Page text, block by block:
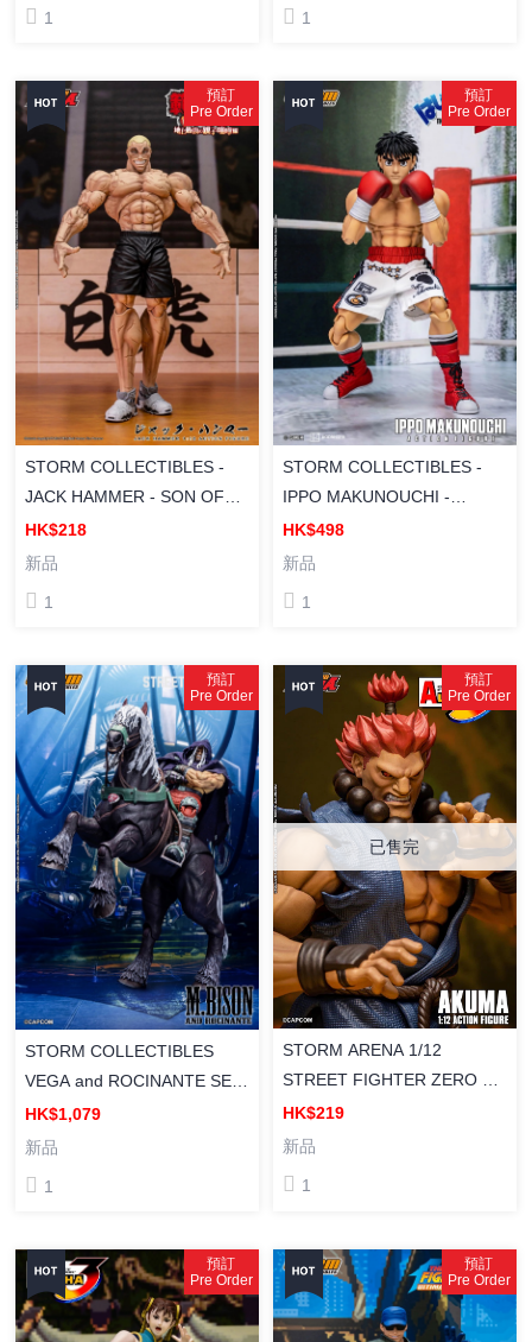
1 1
預訂
Pre Order
STORM COLLECTIBLES -
JACK HAMMER - SON OF
OGRE BAKI HANMA STORM
ARENA ACTION FIGURE
HK$218
新品
1
預訂
Pre Order
STORM COLLECTIBLES -
IPPO MAKUNOUCHI -
HAJIME NO IPPO: THE
FIGHTING! HAIP01 《第一神
HK$498
新品
1
預訂
Pre Order
STORM COLLECTIBLES
VEGA and ROCINANTE SET
- STREET FIGHTER 6 維加與
羅西南特套裝 街頭霸王 6 塗裝
HK$1,079
新品
1
預訂
Pre Order
已售完
STORM ARENA 1/12
STREET FIGHTER ZERO 3 -
GOUKI 街頭霸王 豪鬼 塗裝成
品
HK$219
新品
1
預訂
Pre Order
預訂
Pre Order